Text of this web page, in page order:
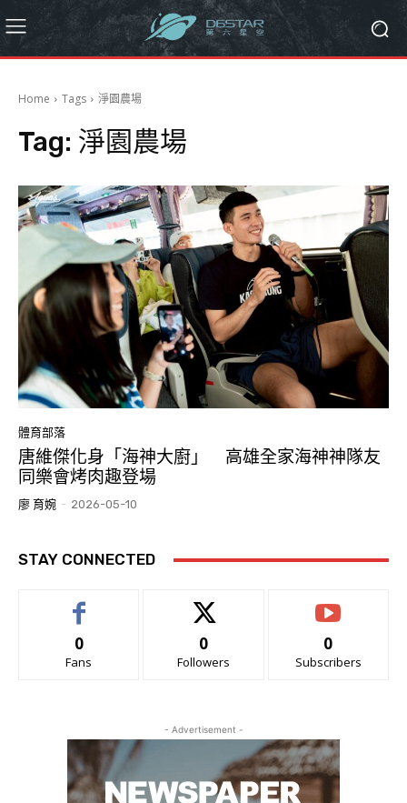
Home Tags 淨園農場
Tag: 淨園農場
體育部落
唐維傑化身「海神大廚」 高雄全家海神神隊友
同樂會烤肉趣登場
廖 育婉 - 2026-05-10
STAY CONNECTED
0
Fans
0
Followers
0
Subscribers
- Advertisement -